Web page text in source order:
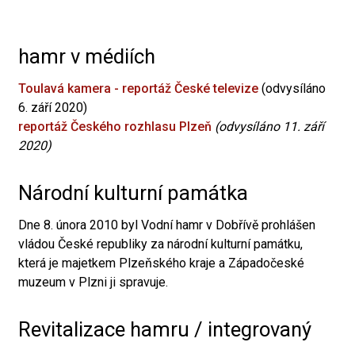
hamr v médiích
Toulavá kamera - reportáž České televize (odvysíláno
6. září 2020)
reportáž Českého rozhlasu Plzeň (odvysíláno 11. září
2020)
Národní kulturní památka
Dne 8. února 2010 byl Vodní hamr v Dobřívě prohlášen
vládou České republiky za národní kulturní památku,
která je majetkem Plzeňského kraje a Západočeské
muzeum v Plzni ji spravuje.
Revitalizace hamru / integrovaný